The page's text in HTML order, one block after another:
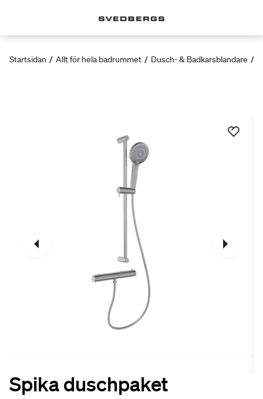
Startsidan / Allt för hela badrummet / Dusch- & Badkarsblandare /
Spika duschpaket